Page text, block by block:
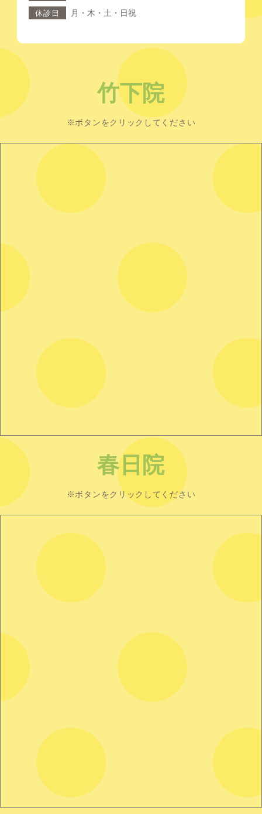
休診日 月・木・土・日祝
竹下院
※ボタンをクリックしてください
春日院
※ボタンをクリックしてください